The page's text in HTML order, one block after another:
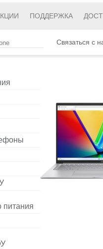
ПОДДЕРЖКА
Связаться с
питания